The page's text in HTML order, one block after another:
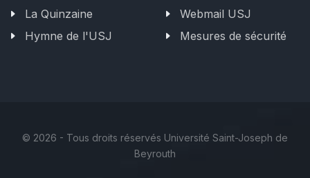
La Quinzaine
Hymne de l'USJ
Webmail USJ
Mesures de sécurité
© 2026 - Tous droits réservés Université Saint-Joseph de
Beyrouth